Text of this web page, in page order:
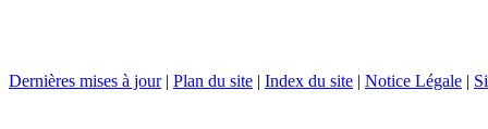
Dernières mises à jour| Plan du site | Index du site | Notice Légale |